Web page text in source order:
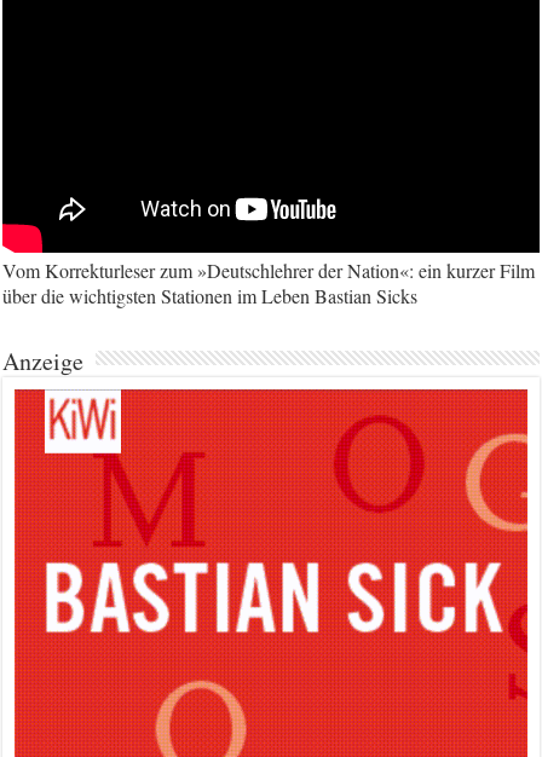
Vom Korrekturleser zum »Deutschlehrer der Nation«: ein kurzer Film
über die wichtigsten Stationen im Leben Bastian Sicks
Anzeige